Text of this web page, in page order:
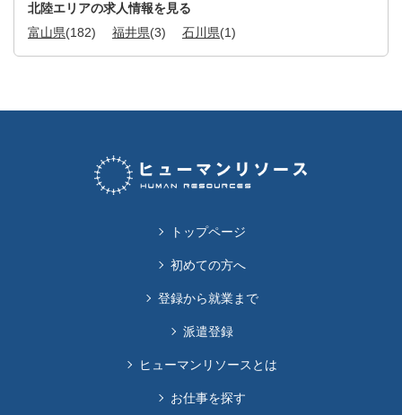
北陸エリアの求人情報を見る
富山県(182) 福井県(3) 石川県(1)
トップページ
初めての方へ
登録から就業まで
派遣登録
ヒューマンリソースとは
お仕事を探す